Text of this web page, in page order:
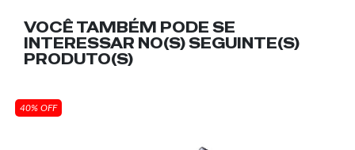
VOCÊ TAMBÉM PODE SE
INTERESSAR NO(S) SEGUINTE(S)
PRODUTO(S)
40% OFF